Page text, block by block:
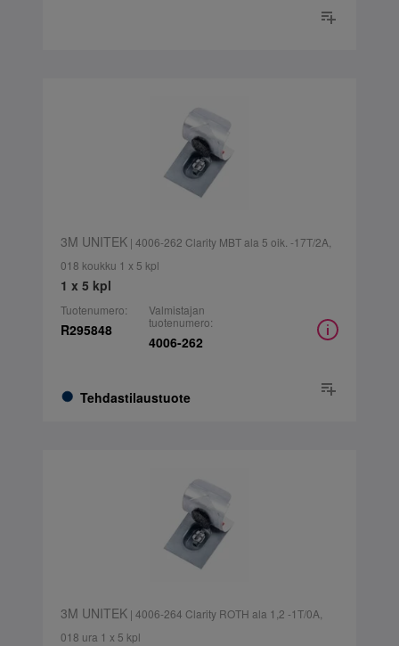
3M UNITEK| 4006-262 Clarity MBT ala 5 oik. -17T/2A,
018 koukku 1 x 5 kpl
1 x 5 kpl
Tuotenumero:
R295848
Tehdastilaustuote
Valmistajan
tuotenumero:
4006-262
3M UNITEK| 4006-264 Clarity ROTH ala 1,2 -1T/0A,
018 ura 1 x 5 kpl